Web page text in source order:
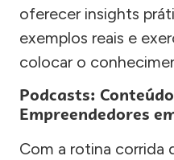
oferecer insights
exemplos reais e
colocar o
Podcasts:
Empreendedores
Com a rotina corrida